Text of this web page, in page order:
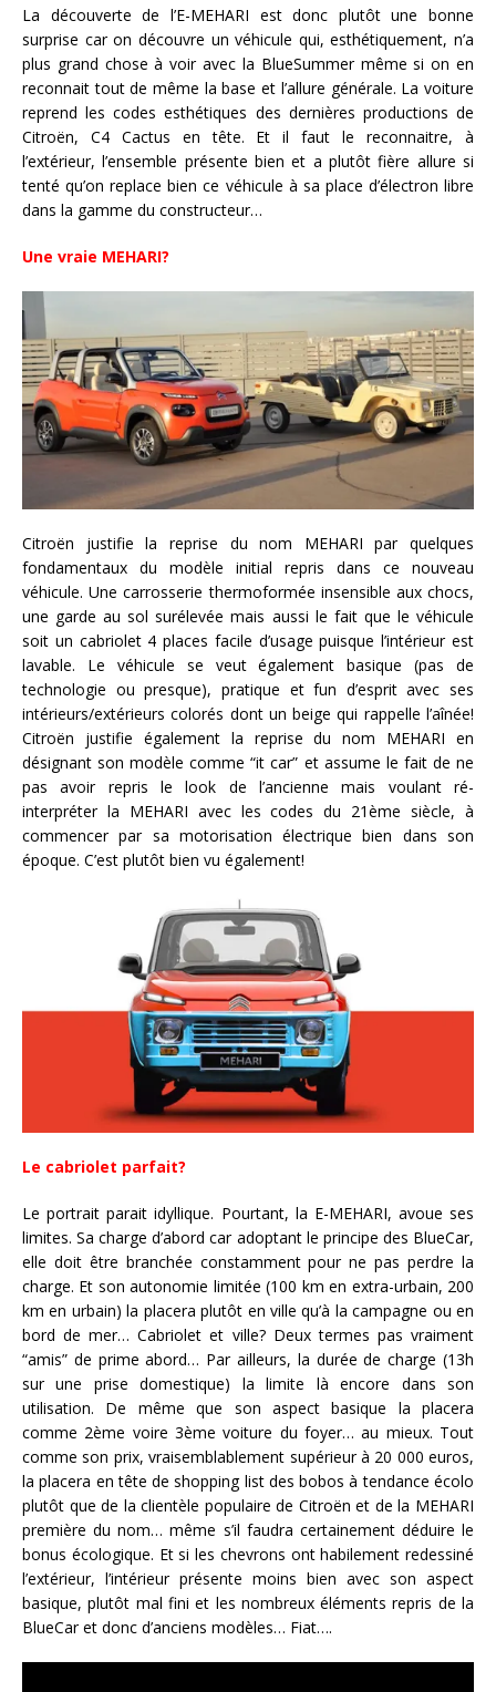
La découverte de l’E-MEHARI est donc plutôt une bonne
surprise car on découvre un véhicule qui, esthétiquement, n’a
plus grand chose à voir avec la BlueSummer même si on en
reconnait tout de même la base et l’allure générale. La voiture
reprend les codes esthétiques des dernières productions de
Citroën, C4 Cactus en tête. Et il faut le reconnaitre, à
l’extérieur, l’ensemble présente bien et a plutôt fière allure si
tenté qu’on replace bien ce véhicule à sa place d’électron libre
dans la gamme du constructeur…
Une vraie MEHARI?
Citroën justifie la reprise du nom MEHARI par quelques
fondamentaux du modèle initial repris dans ce nouveau
véhicule. Une carrosserie thermoformée insensible aux chocs,
une garde au sol surélevée mais aussi le fait que le véhicule
soit un cabriolet 4 places facile d’usage puisque l’intérieur est
lavable. Le véhicule se veut également basique (pas de
technologie ou presque), pratique et fun d’esprit avec ses
intérieurs/extérieurs colorés dont un beige qui rappelle l’aînée!
Citroën justifie également la reprise du nom MEHARI en
désignant son modèle comme “it car” et assume le fait de ne
pas avoir repris le look de l’ancienne mais voulant ré-
interpréter la MEHARI avec les codes du 21ème siècle, à
commencer par sa motorisation électrique bien dans son
époque. C’est plutôt bien vu également!
Le cabriolet parfait?
Le portrait parait idyllique. Pourtant, la E-MEHARI, avoue ses
limites. Sa charge d’abord car adoptant le principe des BlueCar,
elle doit être branchée constamment pour ne pas perdre la
charge. Et son autonomie limitée (100 km en extra-urbain, 200
km en urbain) la placera plutôt en ville qu’à la campagne ou en
bord de mer… Cabriolet et ville? Deux termes pas vraiment
“amis” de prime abord… Par ailleurs, la durée de charge (13h
sur une prise domestique) la limite là encore dans son
utilisation. De même que son aspect basique la placera
comme 2ème voire 3ème voiture du foyer… au mieux. Tout
comme son prix, vraisemblablement supérieur à 20 000 euros,
la placera en tête de shopping list des bobos à tendance écolo
plutôt que de la clientèle populaire de Citroën et de la MEHARI
première du nom… même s’il faudra certainement déduire le
bonus écologique. Et si les chevrons ont habilement redessiné
l’extérieur, l’intérieur présente moins bien avec son aspect
basique, plutôt mal fini et les nombreux éléments repris de la
BlueCar et donc d’anciens modèles… Fiat….